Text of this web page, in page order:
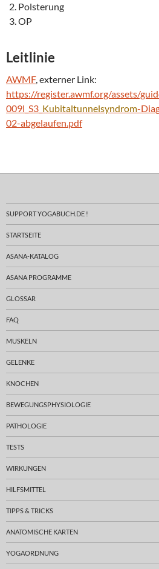
Polsterung
OP
Leitlinie
AWMF, externer Link:
https://register.awmf.org/assets/
009l_S3_ Kubitaltunnelsyndrom-
02-abgelaufen.pdf
SUPPORT YOGABUCH.DE !
STARTSEITE
ASANA-KATALOG
ASANA PROGRAMME
GLOSSAR
FAQ
MUSKELN
GELENKE
KNOCHEN
BEWEGUNGSPHYSIOLOGIE
PATHOLOGIE
TESTS
WIRKUNGEN
HILFSMITTEL
TIPPS & TRICKS
ANATOMISCHE KARTEN
YOGAORDNUNG